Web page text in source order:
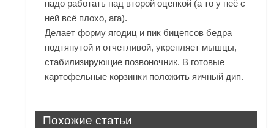
надо работать над второй оценкой (а то у неё с
ней всё плохо, ага).
Делает форму ягодиц и пик бицепсов бедра
подтянутой и отчетливой, укрепляет мышцы,
стабилизирующие позвоночник. В готовые
картофельные корзинки положить яичный дип.
Похожие статьи